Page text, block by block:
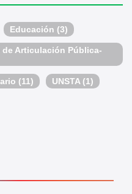
Educación (3)
Articulación Pública-
(11) UNSTA (1)